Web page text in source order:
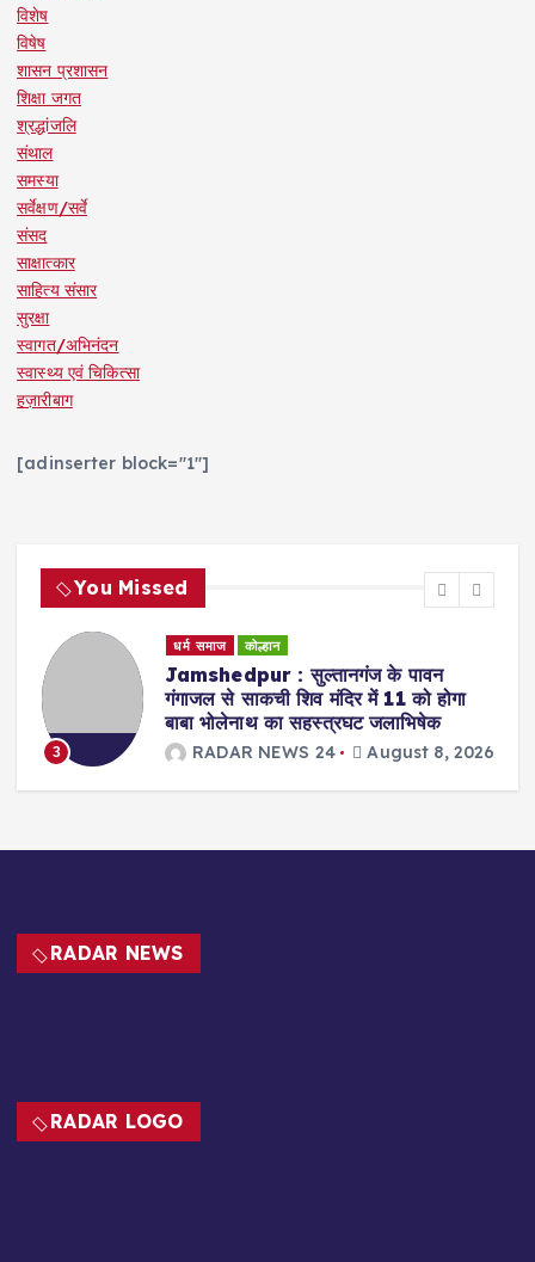
विशेष
विषेष
शासन प्रशासन
शिक्षा जगत
श्रद्धांजलि
संथाल
समस्या
सर्वेक्षण/सर्वे
संसद
साक्षात्कार
साहित्य संसार
सुरक्षा
स्वागत/अभिनंदन
स्वास्थ्य एवं चिकित्सा
हज़ारीबाग
[adinserter block="1"]
You Missed
3
धर्म समाज कोल्हान
Jamshedpur : सुल्तानगंज के पावन
गंगाजल से साकची शिव मंदिर में 11 को होगा
बाबा भोलेनाथ का सहस्त्रघट जलाभिषेक
RADAR NEWS 24 August 8, 2026
RADAR NEWS
RADAR LOGO